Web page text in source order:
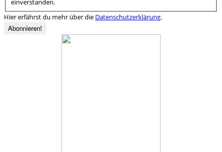
einverstanden.
Hier erfährst du mehr über die Datenschutzerklärung.